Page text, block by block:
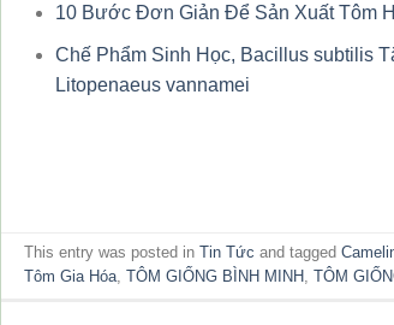
10 Bước Đơn Giản Để Sản Xuất Tôm
Chế Phẩm Sinh Học, Bacillus subtilis
Litopenaeus vannamei
This entry was posted inTin Tức and tagged
Tôm Gia Hóa,TÔM GIỐNG BÌNH MINH ,TÔM